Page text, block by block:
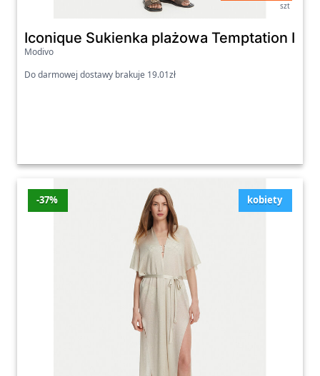
szt
Iconique Sukienka plażowa Temptation
Modivo
Do darmowej dostawy brakuje 19.01zł
kobiety
-37%